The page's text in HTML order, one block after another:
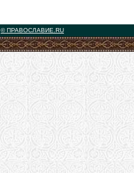
© ПРАВОСЛАВИЕ.RU